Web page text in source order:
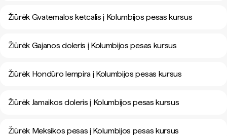
Žiūrėk Gvatemalos ketcalis į Kolumbijos pesas kursus
Žiūrėk Gajanos doleris į Kolumbijos pesas kursus
Žiūrėk Hondūro lempira į Kolumbijos pesas kursus
Žiūrėk Jamaikos doleris į Kolumbijos pesas kursus
Žiūrėk Meksikos pesas į Kolumbijos pesas kursus